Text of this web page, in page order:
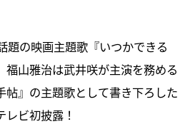
題の映画主題歌『いつかできる
福山雅治は武井咲が主演を務める
帖』の主題歌として書き下ろした
レビ初披露！